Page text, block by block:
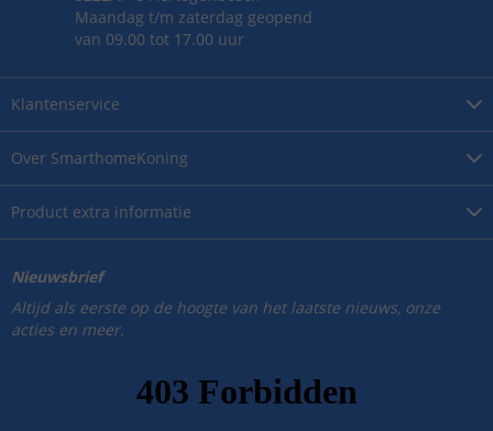
Over SmarthomeKoning
Product extra informatie
Klantenservice
Maandag t/m zaterdag geopend
van 09.00 tot 17.00 uur
Nieuwsbrief
Altijd als eerste op de hoogte van het laatste nieuws, onze
acties en meer.